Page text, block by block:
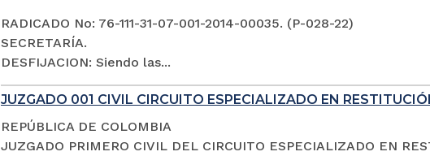
RADICADO No: 76-111-31-07-001-2014-00035. (P-028-22)
SECRETARÍA.
DESFIJACION: Siendo las...
JUZGADO 001 CIVIL CIRCUITO ESPECIALIZADO EN
REPÚBLICA DE COLOMBIA
JUZGADO PRIMERO CIVIL DEL CIRCUITO ESPECIALIZADO EN